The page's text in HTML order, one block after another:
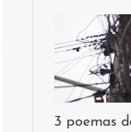
3 poemas